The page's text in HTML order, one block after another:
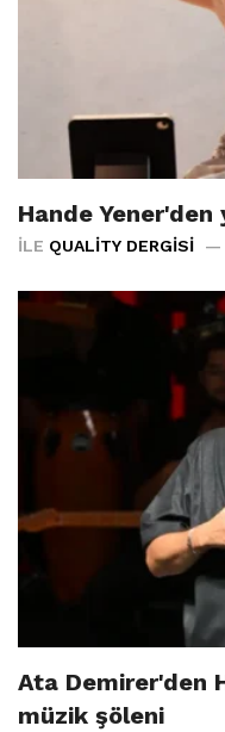
Hande
İLE QUALITY DERGISI
Ata Demirer'den
müzik şöleni